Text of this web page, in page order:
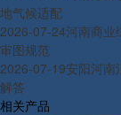
地气候适配
2026-07-24河南商业
审图规范
2026-07-19安阳河南
解答
相关产品